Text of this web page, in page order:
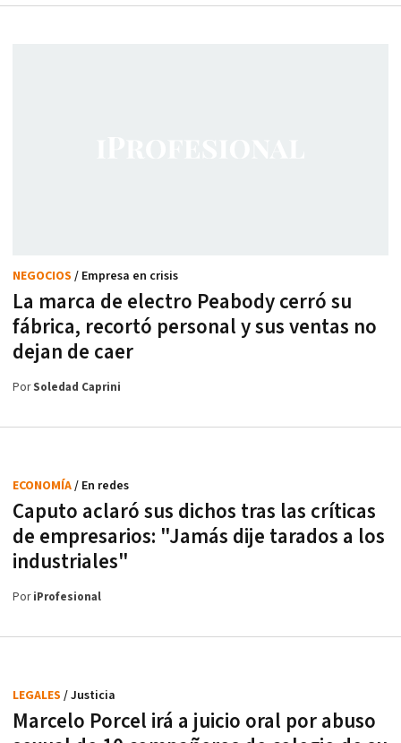
La marca de electro Peabody cerró su
fábrica, recortó personal y sus ventas no
dejan de caer
NEGOCIOS / Empresa en crisis
PorSoledad Caprini
Caputo aclaró sus dichos tras las críticas
de empresarios: "Jamás dije tarados a los
industriales"
ECONOMÍA/ En redes
PoriProfesional
Marcelo Porcel irá a juicio oral por abuso
LEGALES / Justicia